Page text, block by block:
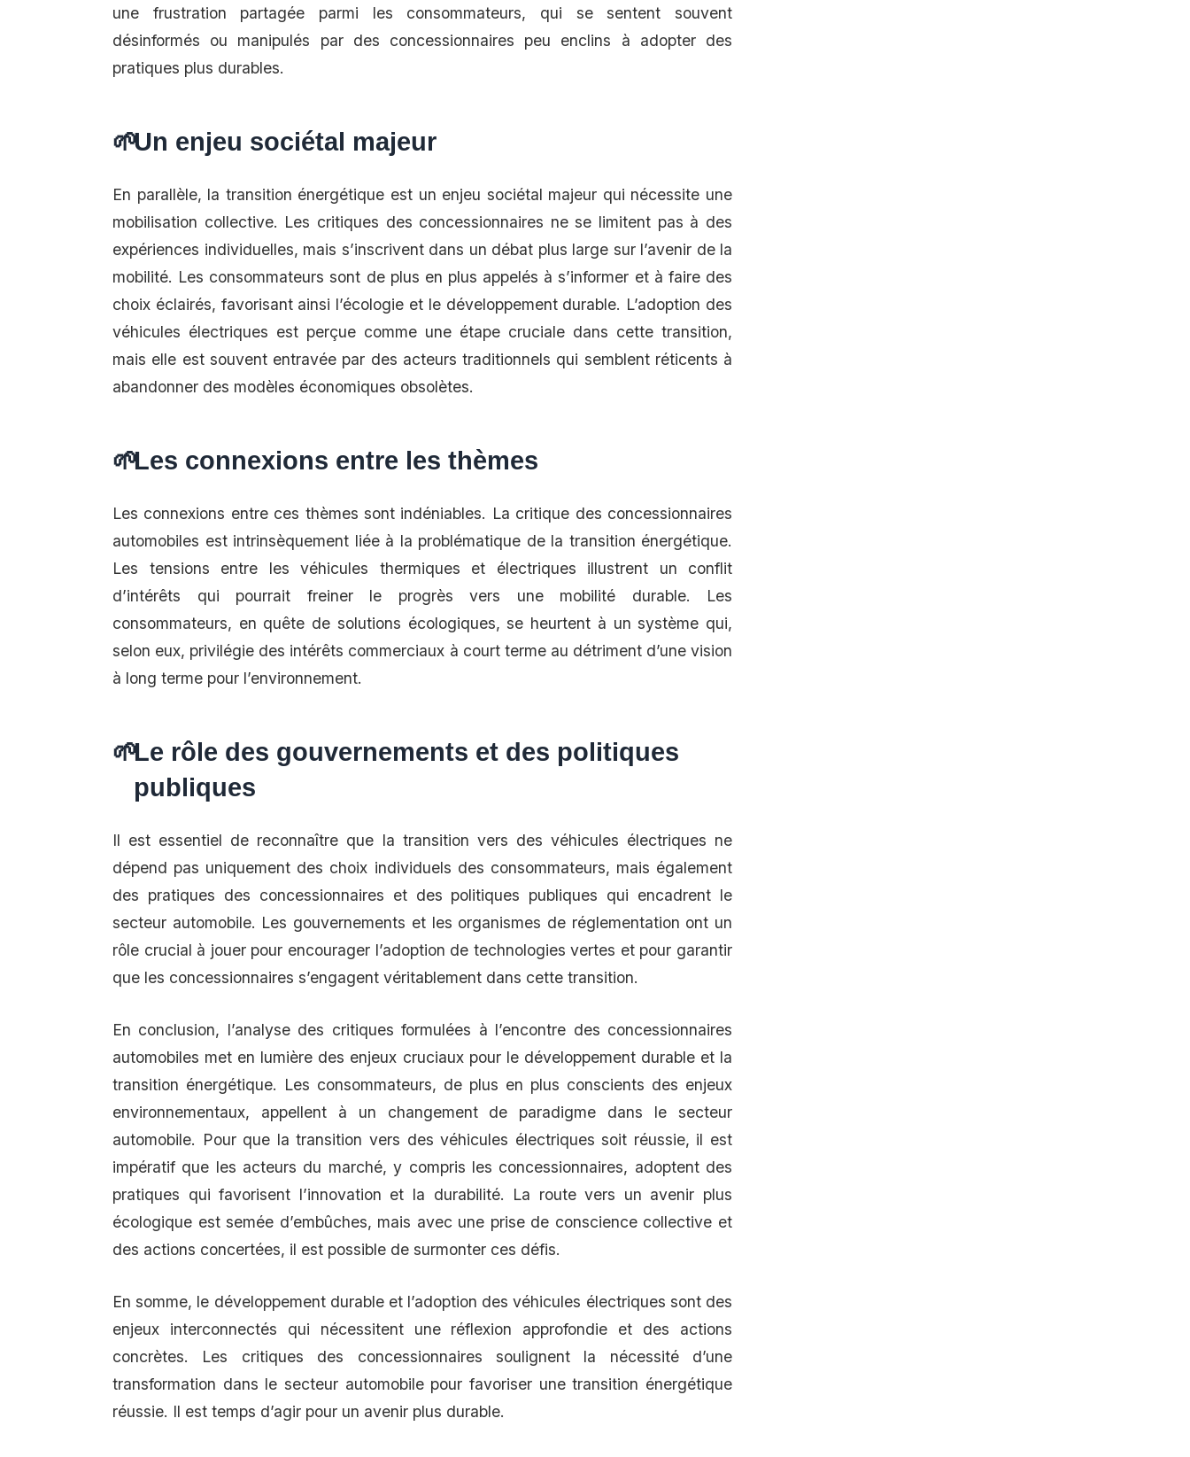
une frustration partagée parmi les consommateurs, qui se sentent souvent
désinformés ou manipulés par des concessionnaires peu enclins à adopter des
pratiques plus durables.
Un enjeu sociétal majeur
En parallèle, la transition énergétique est un enjeu sociétal majeur qui nécessite une
mobilisation collective. Les critiques des concessionnaires ne se limitent pas à des
expériences individuelles, mais s’inscrivent dans un débat plus large sur l’avenir de la
mobilité. Les consommateurs sont de plus en plus appelés à s’informer et à faire des
choix éclairés, favorisant ainsi l’écologie et le développement durable. L’adoption des
véhicules électriques est perçue comme une étape cruciale dans cette transition,
mais elle est souvent entravée par des acteurs traditionnels qui semblent réticents à
abandonner des modèles économiques obsolètes.
Les connexions entre les thèmes
Les connexions entre ces thèmes sont indéniables. La critique des concessionnaires
automobiles est intrinsèquement liée à la problématique de la transition énergétique.
Les tensions entre les véhicules thermiques et électriques illustrent un conflit
d’intérêts qui pourrait freiner le progrès vers une mobilité durable. Les
consommateurs, en quête de solutions écologiques, se heurtent à un système qui,
selon eux, privilégie des intérêts commerciaux à court terme au détriment d’une vision
à long terme pour l’environnement.
Le rôle des gouvernements et des politiques
publiques
Il est essentiel de reconnaître que la transition vers des véhicules électriques ne
dépend pas uniquement des choix individuels des consommateurs, mais également
des pratiques des concessionnaires et des politiques publiques qui encadrent le
secteur automobile. Les gouvernements et les organismes de réglementation ont un
rôle crucial à jouer pour encourager l’adoption de technologies vertes et pour garantir
que les concessionnaires s’engagent véritablement dans cette transition.
En conclusion, l’analyse des critiques formulées à l’encontre des concessionnaires
automobiles met en lumière des enjeux cruciaux pour le développement durable et la
transition énergétique. Les consommateurs, de plus en plus conscients des enjeux
environnementaux, appellent à un changement de paradigme dans le secteur
automobile. Pour que la transition vers des véhicules électriques soit réussie, il est
impératif que les acteurs du marché, y compris les concessionnaires, adoptent des
pratiques qui favorisent l’innovation et la durabilité. La route vers un avenir plus
écologique est semée d’embûches, mais avec une prise de conscience collective et
des actions concertées, il est possible de surmonter ces défis.
En somme, le développement durable et l’adoption des véhicules électriques sont des
enjeux interconnectés qui nécessitent une réflexion approfondie et des actions
concrètes. Les critiques des concessionnaires soulignent la nécessité d’une
transformation dans le secteur automobile pour favoriser une transition énergétique
réussie. Il est temps d’agir pour un avenir plus durable.